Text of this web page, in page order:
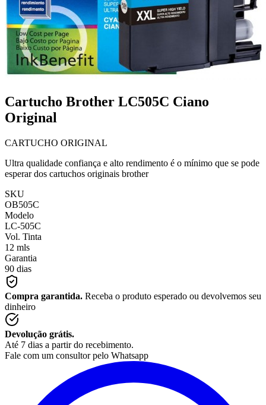
Cartucho Brother LC505C Ciano
Original
CARTUCHO ORIGINAL
Ultra qualidade confiança e alto rendimento é o mínimo que se pode
esperar dos cartuchos originais brother
SKU
OB505C
Modelo
LC-505C
Vol. Tinta
12 mls
Garantia
90 dias
Compra garantida. Receba o produto esperado ou devolvemos seu
dinheiro
Devolução grátis.
Até 7 dias a partir do recebimento.
Fale com um consultor pelo Whatsapp